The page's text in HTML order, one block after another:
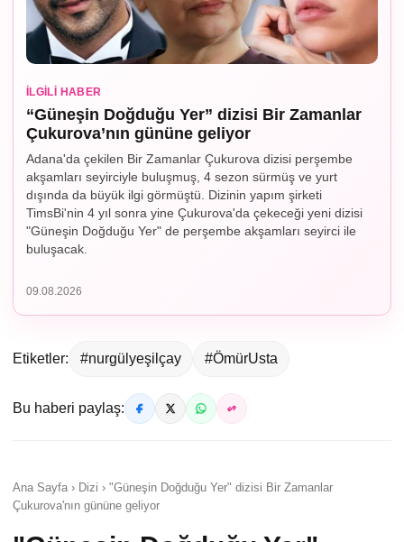
İLGILI HABER
“Güneşin Doğduğu Yer” dizisi Bir Zamanlar
Çukurova’nın gününe geliyor
Adana'da çekilen Bir Zamanlar Çukurova dizisi perşembe
akşamları seyirciyle buluşmuş, 4 sezon sürmüş ve yurt
dışında da büyük ilgi görmüştü. Dizinin yapım şirketi
TimsBi'nin 4 yıl sonra yine Çukurova'da çekeceği yeni dizisi
"Güneşin Doğduğu Yer" de perşembe akşamları seyirci ile
buluşacak.
09.08.2026
Etiketler: #nurgülyeşilçay #ÖmürUsta
Bu haberi paylaş:
Ana Sayfa › Dizi › "Güneşin Doğduğu Yer" dizisi Bir Zamanlar
Çukurova'nın gününe geliyor